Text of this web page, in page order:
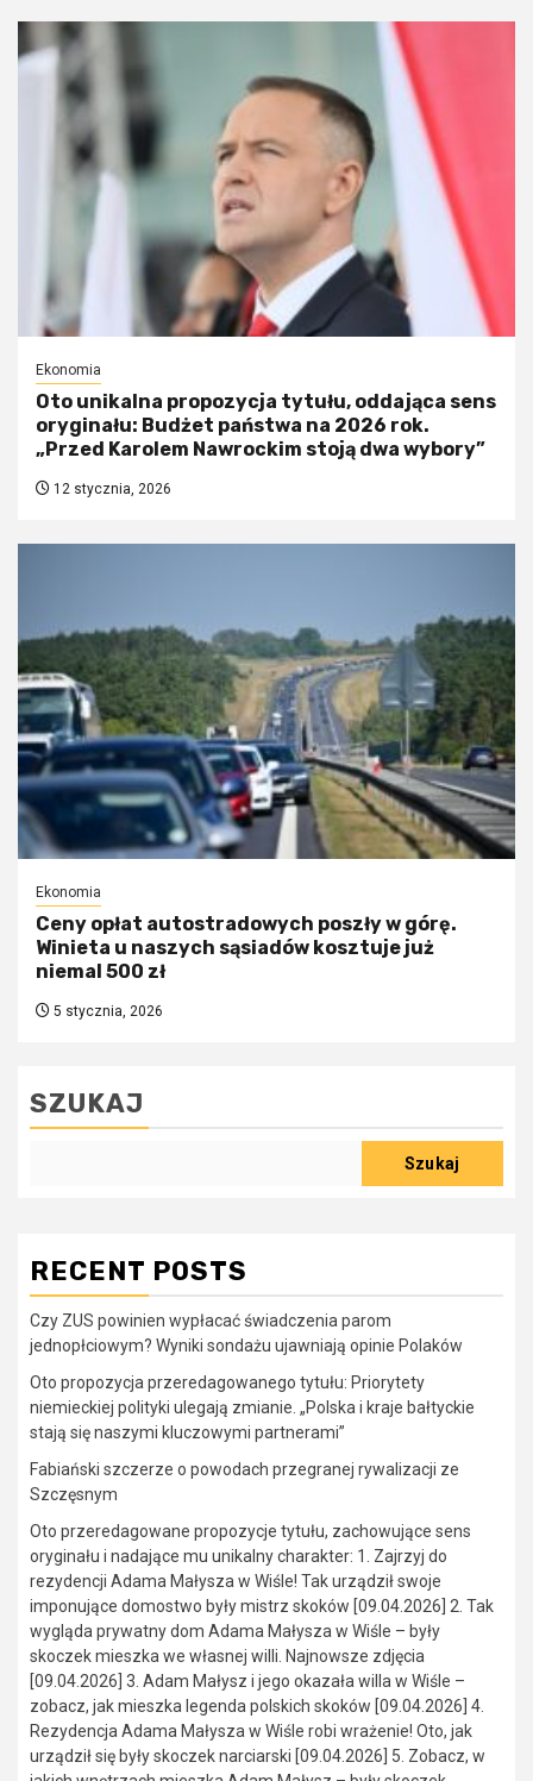
Ekonomia
Oto unikalna propozycja tytułu, oddająca sens
oryginału: Budżet państwa na 2026 rok.
„Przed Karolem Nawrockim stoją dwa wybory”
12 stycznia, 2026
Ekonomia
Ceny opłat autostradowych poszły w górę.
Winieta u naszych sąsiadów kosztuje już
niemal 500 zł
5 stycznia, 2026
SZUKAJ
Szukaj
RECENT POSTS
Czy ZUS powinien wypłacać świadczenia parom
jednopłciowym? Wyniki sondażu ujawniają opinie Polaków
Oto propozycja przeredagowanego tytułu: Priorytety
niemieckiej polityki ulegają zmianie. „Polska i kraje bałtyckie
stają się naszymi kluczowymi partnerami”
Fabiański szczerze o powodach przegranej rywalizacji ze
Szczęsnym
Oto przeredagowane propozycje tytułu, zachowujące sens
oryginału i nadające mu unikalny charakter: 1. Zajrzyj do
rezydencji Adama Małysza w Wiśle! Tak urządził swoje
imponujące domostwo były mistrz skoków [09.04.2026] 2. Tak
wygląda prywatny dom Adama Małysza w Wiśle – były
skoczek mieszka we własnej willi. Najnowsze zdjęcia
[09.04.2026] 3. Adam Małysz i jego okazała willa w Wiśle –
zobacz, jak mieszka legenda polskich skoków [09.04.2026] 4.
Rezydencja Adama Małysza w Wiśle robi wrażenie! Oto, jak
urządził się były skoczek narciarski [09.04.2026] 5. Zobacz, w